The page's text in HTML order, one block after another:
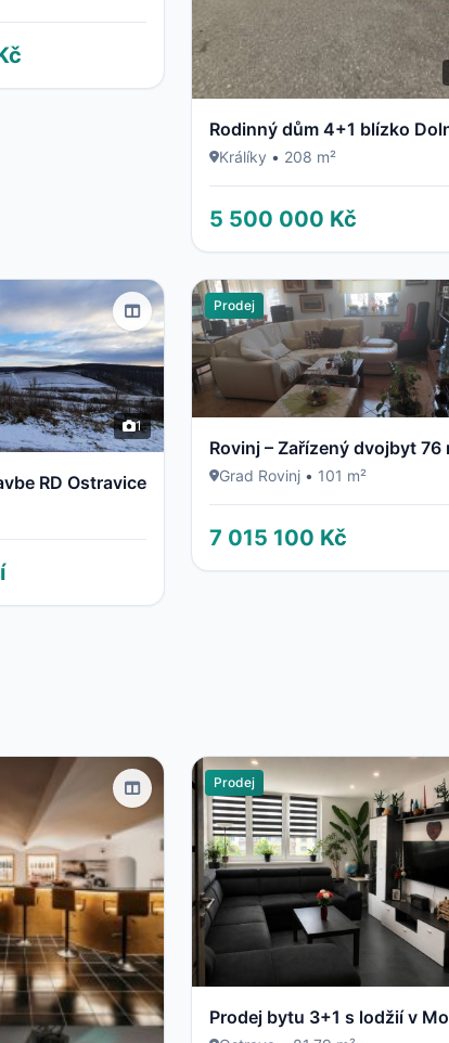
Králíky • 208 m²
5 500 000 Kč
1
RD Ostravice
Prodej
Grad Rovinj • 101 m²
7 015 100 Kč
Prodej